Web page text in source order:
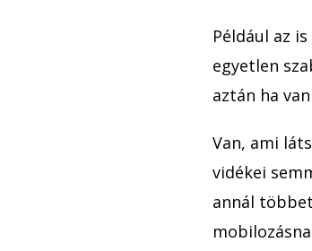
Például az
egyetlen
aztán ha
Van, ami
vidékei
annál